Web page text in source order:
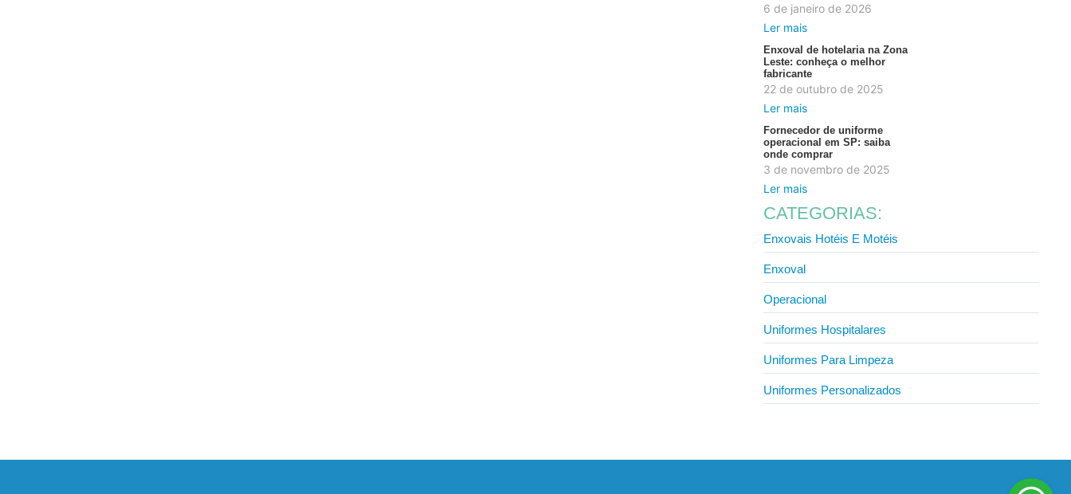
6 de janeiro de 2026
Ler mais
Enxoval de hotelaria na Zona
Leste: conheça o melhor
fabricante
22 de outubro de 2025
Ler mais
Fornecedor de uniforme
operacional em SP: saiba
onde comprar
3 de novembro de 2025
Ler mais
CATEGORIAS:
Enxovais Hotéis E Motéis
Enxoval
Operacional
Uniformes Hospitalares
Uniformes Para Limpeza
Uniformes Personalizados